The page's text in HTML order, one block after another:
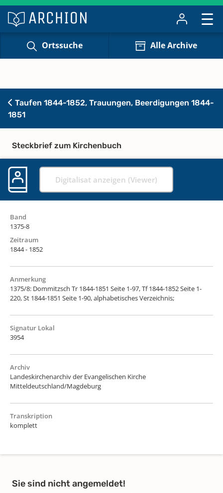
Ortssuche Alle Archive
Taufen 1844-1852, Trauungen, Beerdigungen 1844-
1851
Steckbrief zum Kirchenbuch
Digitalisat anzeigen (Viewer)
Band
1375-8
Zeitraum
1844 - 1852
Anmerkung
1375/8: Dommitzsch Tr 1844-1851 Seite 1-97, Tf 1844-1852 Seite 1-
220, St 1844-1851 Seite 1-90, alphabetisches Verzeichnis;
Signatur Lokal
3954
Archiv
Landeskirchenarchiv der Evangelischen Kirche
Mitteldeutschland/Magdeburg
Transkription
komplett
Sie sind nicht angemeldet!